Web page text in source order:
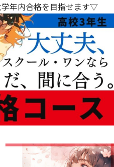
年内合格を目指せます▽